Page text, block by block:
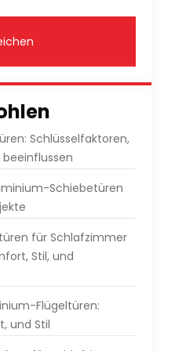
Schlüsselfaktoren,
Schiebetüren
für Schlafzimmer
Stil, und
Flügeltüren:
und Stil